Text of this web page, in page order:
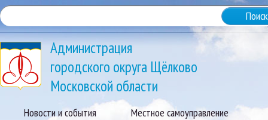
Администрация
городского округа Щёлково
Московской области
Новости и события Местное самоуправление